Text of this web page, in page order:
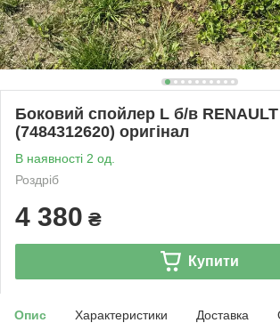
Боковий спойлер L б/в RENAULT
(7484312620) оригінал
В наявності 2 од.
Роздріб
4 380 ₴
Купити
Опис Характеристики Доставка